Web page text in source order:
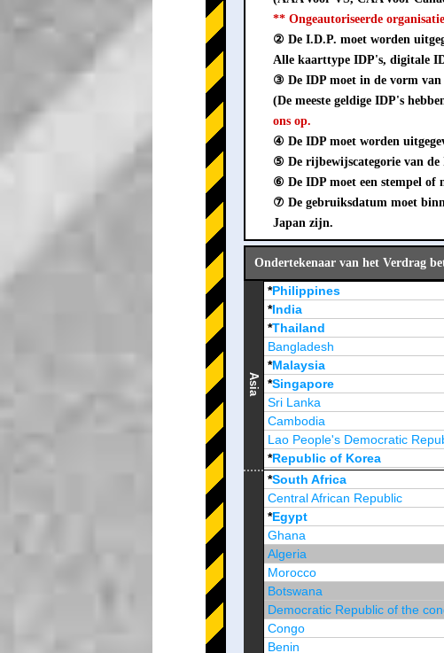
** Ongeautoriseerde
② De I.D.P. moet worden
Alle kaarttype IDP's, digitale
③ De IDP moet in de vorm
(De meeste geldige IDP's
ons op.
④ De IDP moet worden
⑤ De rijbewijscategorie van de
⑥ De IDP moet een stempel of
⑦ De gebruiksdatum moet
Japan zijn.
Ondertekenaar van het Verdrag
Asia
*Philippines
*India
*Thailand
Bangladesh
*Malaysia
*Singapore
Sri Lanka
Cambodia
Lao People's Democratic
*Republic of Korea
Brunei Darussalam
*South Africa
Central African Republic
*Egypt
Ghana
Algeria
Morocco
Botswana
Democratic Republic of the
Congo
Benin